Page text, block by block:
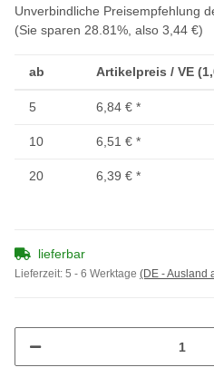
Unverbindliche Preisempfehlung
(Sie sparen 28.81% , also 3,44 €)
ab Artikelpreis / VE
5 6,84 € *
10 6,51 € *
20 6,39 € *
lieferbar
Lieferzeit: 5 - 6 Werktage (DE - Ausland